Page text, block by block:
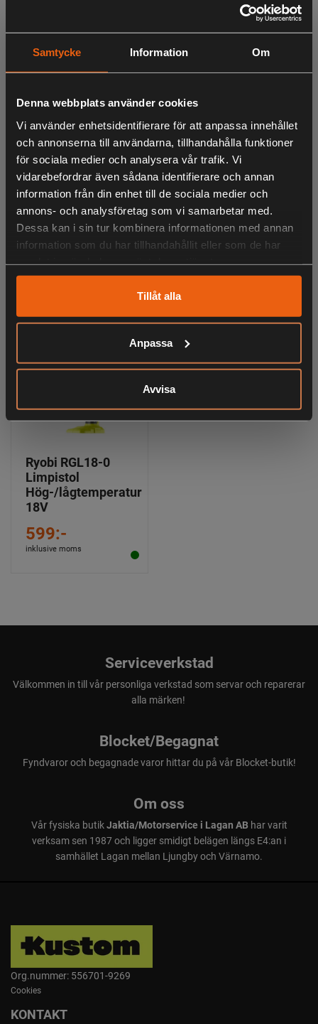
Samtycke Information Om
Denna webbplats använder cookies
Vi använder enhetsidentifierare för att anpassa innehållet
och annonserna till användarna, tillhandahålla funktioner
för sociala medier och analysera vår trafik. Vi
vidarebefordrar även sådana identifierare och annan
information från din enhet till de sociala medier och
annons- och analysföretag som vi samarbetar med.
Dessa kan i sin tur kombinera informationen med annan
information som du har tillhandahållit eller som de har
Tillåt alla
Anpassa
Avvisa
LIKNANDE PRODUKTER
KÖPS OFTA TILLSAMMANS
ANDRA HAR OCKSÅ TITTAT PÅ
RELATERADE PRODUKTER
Ryobi RGL18-0
Limpistol
Hög-/lågtemperatur
18V
599:-
inklusive moms
Serviceverkstad
Välkommen in till vår personliga verkstad som servar och reparerar
alla märken!
Blocket/Begagnat
Fyndvaror och begagnade varor hittar du på vår Blocket-butik!
Om oss
Vår fysiska butikJaktia/Motorservice i Lagan ABhar varit
verksam sen 1987 och ligger smidigt belägen längs E4:an i
samhället Lagan mellan Ljungby och Värnamo.
Org.nummer: 556701-9269
Cookies
KONTAKT